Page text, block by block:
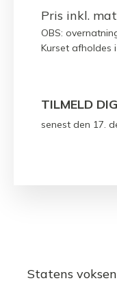
Pris inkl.
OBS:
Kurset afholdes
TILMELD
senest den 17.
Statens